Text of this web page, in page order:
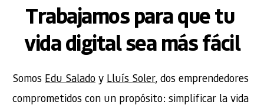
Trabajamos para que tu
vida digital sea más fácil
Somos Edu Salado y Lluís Soler, dos emprendedores
comprometidos con un propósito: simplificar la vida